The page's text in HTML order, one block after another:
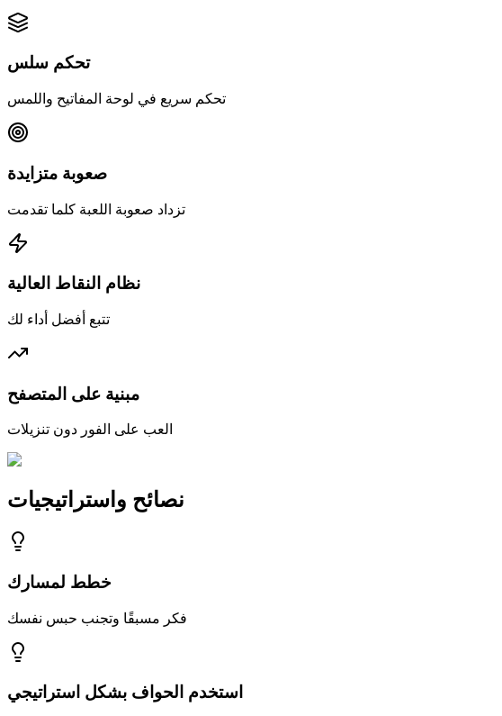
تحكم سلس
تحكم سريع في لوحة المفاتيح واللمس
صعوبة متزايدة
تزداد صعوبة اللعبة كلما تقدمت
نظام النقاط العالية
تتبع أفضل أداء لك
مبنية على المتصفح
العب على الفور دون تنزيلات
نصائح واستراتيجيات
خطط لمسارك
فكر مسبقًا وتجنب حبس نفسك
استخدم الحواف بشكل استراتيجي